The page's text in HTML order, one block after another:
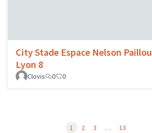
City Stade Espace Nelson Paillou
Lyon 8
Clovis
0 0
1 2 3 … 13